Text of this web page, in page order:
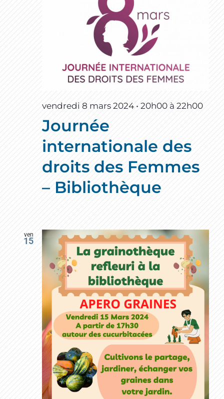
vendredi 8 mars 2024 • 20h00 à 22h00
Journée
internationale des
droits des Femmes
– Bibliothèque
ven
15